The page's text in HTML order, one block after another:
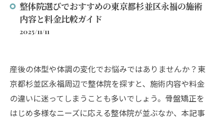
整体院選びでおすすめの東京都杉並区永福の施術
内容と料金比較ガイド
2025/11/11
産後の体型や体調の変化でお悩みではありませんか？東
京都杉並区永福周辺で整体院を探すと、施術内容や料金
の違いに迷ってしまうことも多いでしょう。骨盤矯正を
はじめ多様なニーズに応える整体院が並ぶなか、本記事